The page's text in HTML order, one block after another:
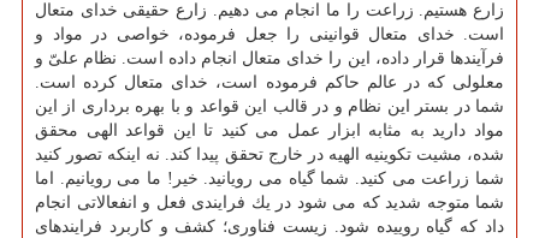
زارع هستیم. زراعت را ما انجام می دهیم. زارع حقیقی خدای متعال
است. خدای متعال قوانینی را جعل فرموده، خواصی در مواد و
فرآیندها قرار داده، این را خدای متعال انجام داده است. نظام علیّ و
معلولی كه در عالم حاكم فرموده است، خدای متعال كرده است.
شما در بستر این نظام و در قالب این قواعد و با بهره برداری از این
مواد دارید به مثابه ابزار عمل می كنید تا این قواعد الهی محقق
شده، مشیت تكوینیه الهیه در خارج تحقق پیدا كند. نه اینكه تصور كنید
شما زراعت می كنید. شما گیاه می رویانید. خیر! ما می رویانیم. اما
شما متوجه شدید كه می شود در یك فرایندی فعل و انفعالاتی انجام
داد كه گیاه روییده شود. زیست فناوری؛ كشف و كاربرد فرایندهای